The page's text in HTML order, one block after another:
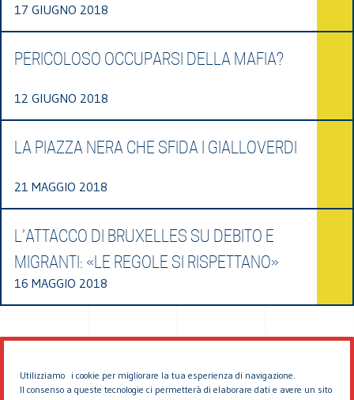
Utilizziamo i cookie per migliorare la tua esperienza di navigazione.
Il consenso a queste tecnologie ci permetterà di elaborare dati e avere un sito
17 GIUGNO 2018
PERICOLOSO OCCUPARSI DELLA MAFIA?
12 GIUGNO 2018
LA PIAZZA NERA CHE SFIDA I GIALLOVERDI
21 MAGGIO 2018
L’ATTACCO DI BRUXELLES SU DEBITO E
MIGRANTI: «LE REGOLE SI RISPETTANO»
16 MAGGIO 2018